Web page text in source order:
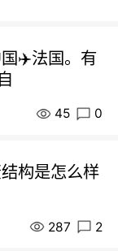
✈️法国。有
45 0
构是怎么样
287 2